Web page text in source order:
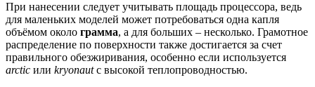
При нанесении следует учитывать площадь процессора, ведь
для маленьких моделей может потребоваться одна капля
объёмом около грамма, а для больших – несколько. Грамотное
распределение по поверхности также достигается за счет
правильного обезжиривания, особенно если используется
arctic или kryonautс высокой теплопроводностью.